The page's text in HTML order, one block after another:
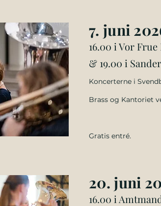
7. juni
16.00 i Vor
& 19.00 i
Koncerterne i
Brass og Kantoriet
Gratis entré.
20. juni
16.00 i